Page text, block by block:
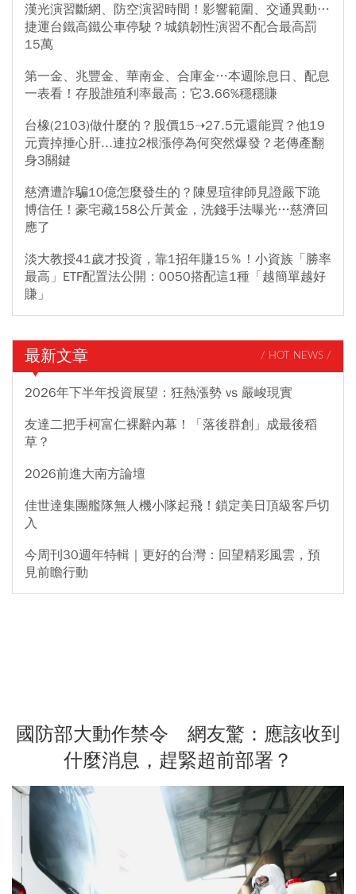
漢光演習斷網、防空演習時間！影響範圍、交通異動…
捷運台鐵高鐵公車停駛？城鎮韌性演習不配合最高罰
15萬
第一金、兆豐金、華南金、合庫金…本週除息日、配息
一表看！存股誰殖利率最高：它3.66%穩穩賺
台橡(2103)做什麼的？股價15➝27.5元還能買？他19
元賣掉捶心肝...連拉2根漲停為何突然爆發？老傳產翻
身3關鍵
慈濟遭詐騙10億怎麼發生的？陳昱瑄律師見證嚴下跪
博信任！豪宅藏158公斤黃金，洗錢手法曝光…慈濟回
應了
淡大教授41歲才投資，靠1招年賺15％！小資族「勝率
最高」ETF配置法公開：0050搭配這1種「越簡單越好
賺」
最新文章 / HOT NEWS /
2026年下半年投資展望：狂熱漲勢 vs 嚴峻現實
友達二把手柯富仁裸辭內幕！「落後群創」成最後稻
草？
2026前進大南方論壇
佳世達集團艦隊無人機小隊起飛！鎖定美日頂級客戶切
入
今周刊30週年特輯｜更好的台灣：回望精彩風雲，預
見前瞻行動
國防部大動作禁令 網友驚：應該收到
什麼消息，趕緊超前部署？